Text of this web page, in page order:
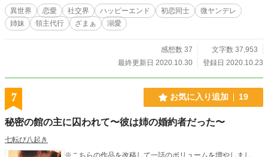
に奮闘する侯爵家次男レイノルズと、領地を大事に思うリリー。そしてリリーと
自分を比べ、態と奔放に振る舞い続けた妹ローズがハッピーエンドを目指す物
語。 小説家になろう様でも別名義にて連載しています。 ※感想の取り扱いにつ
異世界 恋愛 社交界 ハッピーエンド 初恋同士
微ヤンデレ
姉妹
領主代行 ざまぁ 溺愛
感想数 37
文字数 37,953
最終更新日 2020.10.30
登録日 2020.10.23
7 お気に入り追加 19
秘密の館の主に囚われて〜彼は姉の婚約者だった〜
七転び八起き
※こちらの作品を改稿して一話のボリュームを増やしまし